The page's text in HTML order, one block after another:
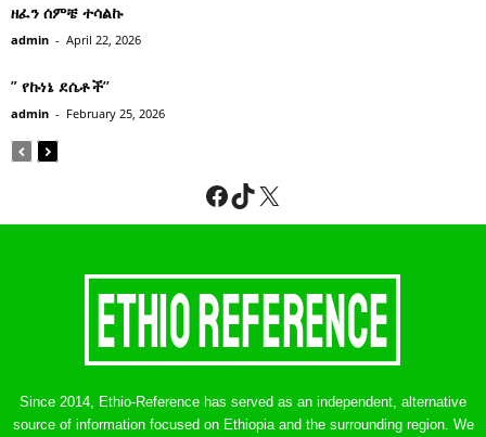
ዘፈን ሰምቼ ተሳልኩ
admin - April 22, 2026
” የኩነኔ ደሴቶች’’
admin - February 25, 2026
Facebook
TikTok
X
Since 2014, Ethio-Reference has served as an independent, alternative
source of information focused on Ethiopia and the surrounding region. We